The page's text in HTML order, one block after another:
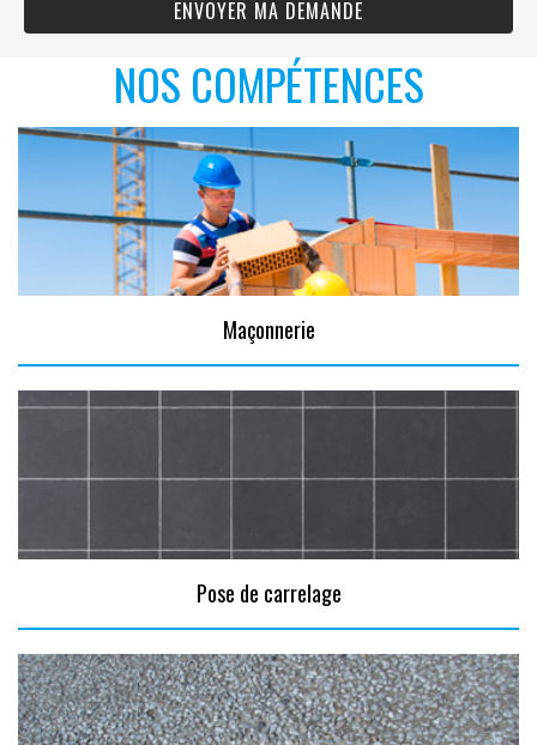
NOS COMPÉTENCES
Maçonnerie
Pose de carrelage